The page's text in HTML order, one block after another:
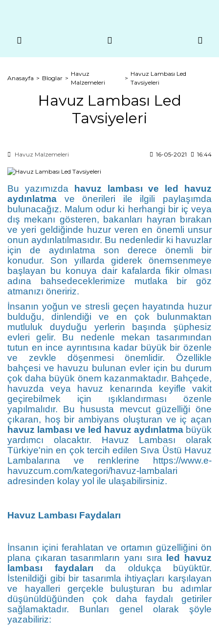
Anasayfa Bloglar
Havuz
Malzemeleri
Havuz Lambası Led
Tavsiyeleri
Havuz Lambası Led
Tavsiyeleri
Havuz Malzemeleri 16-05-2021 16:44
Bu yazımızda havuz lambası ve led havuz
aydınlatma ve önerileri ile ilgili paylaşımda
bulunacağız. Malum odur ki herhangi bir iç veya
dış mekanı gösteren, bakanları hayran bırakan
ve yeri geldiğinde huzur veren en önemli unsur
onun aydınlatılmasıdır. Bu nedenledir ki havuzlar
için de aydınlatma son derece önemli bir
konudur. Son yıllarda giderek önemsenmeye
başlayan bu konuya dair kafalarda fikir olması
adına bahsedeceklerimize mutlaka bir göz
atmanızı öneririz.
İnsanın yoğun ve stresli geçen hayatında huzur
bulduğu, dinlendiği ve en çok bulunmaktan
mutluluk duyduğu yerlerin başında şüphesiz
evleri gelir. Bu nedenle mekan tasarımından
tutun en ince ayrıntısına kadar büyük bir özenle
ve zevkle döşenmesi önemlidir. Özellikle
bahçesi ve havuzu bulunan evler için bu durum
çok daha büyük önem kazanmaktadır. Bahçede,
havuzda veya havuz kenarında keyifle vakit
geçirebilmek için ışıklandırması özenle
yapılmalıdır. Bu hususta mevcut güzelliği öne
çıkaran, hoş bir ambiyans oluşturan ve iç açan
havuz lambası ve led havuz aydınlatma büyük
yardımcı olacaktır. Havuz Lambası olarak
Türkiye'nin en çok tercih edilen Sıva Üstü Havuz
Lambalarına ve renklerine https://www.e-
havuzcum.com/kategori/havuz-lambalari
adresinden kolay yol ile ulaşabilirsiniz.
Havuz Lambası Faydaları
İnsanın içini ferahlatan ve ortamın güzelliğini ön
plana çıkaran tasarımların yanı sıra led havuz
lambası faydaları da oldukça büyüktür.
İstenildiği gibi bir tasarımla ihtiyaçları karşılayan
ve hayalleri gerçekle buluşturan bu adımlar
düşünüldüğünden çok daha faydalı getiriler
sağlamaktadır. Bunları genel olarak şöyle
yazabiliriz: